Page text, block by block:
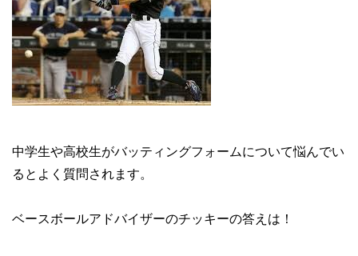
中学生や高校生がバッティングフォームについて悩んでい
るとよく質問されます。
ベースボールアドバイザーのチッキーの答えは！